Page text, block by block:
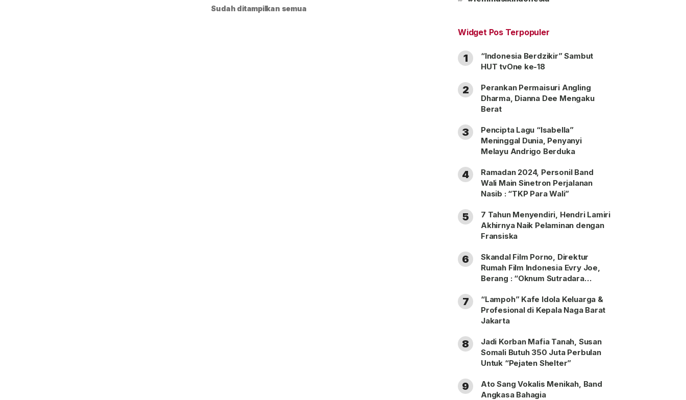
Sudah ditampilkan semua
Widget Pos Terpopuler
1
“Indonesia Berdzikir” Sambut
HUT tvOne ke-18
2
Perankan Permaisuri Angling
Dharma, Dianna Dee Mengaku
Berat
3
Pencipta Lagu “Isabella”
Meninggal Dunia, Penyanyi
Melayu Andrigo Berduka
4
Ramadan 2024, Personil Band
Wali Main Sinetron Perjalanan
Nasib : “TKP Para Wali”
5
7 Tahun Menyendiri, Hendri Lamiri
Akhirnya Naik Pelaminan dengan
Fransiska
6
Skandal Film Porno, Direktur
Rumah Film Indonesia Evry Joe,
Berang : “Oknum Sutradara
7
“Lampoh” Kafe Idola Keluarga &
Profesional di Kepala Naga Barat
Jakarta
8
Jadi Korban Mafia Tanah, Susan
Somali Butuh 350 Juta Perbulan
Untuk “Pejaten Shelter”
9
Ato Sang Vokalis Menikah, Band
Angkasa Bahagia